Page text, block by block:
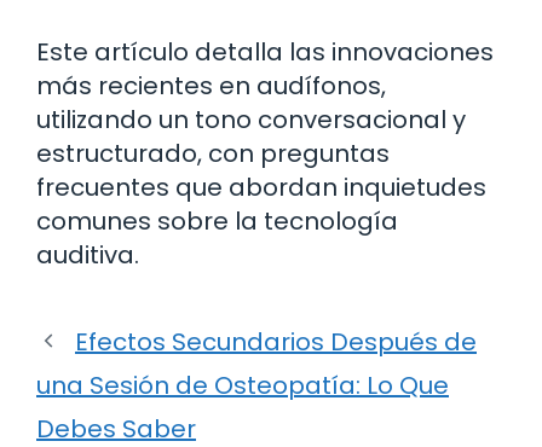
Este artículo detalla las innovaciones
más recientes en audífonos,
utilizando un tono conversacional y
estructurado, con preguntas
frecuentes que abordan inquietudes
comunes sobre la tecnología
auditiva.
Efectos Secundarios Después de
una Sesión de Osteopatía: Lo Que
Debes Saber